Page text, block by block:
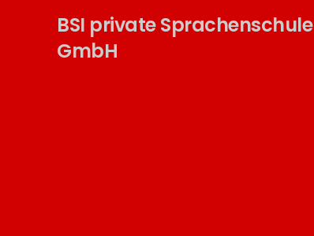
BSI private Sprachenschule
GmbH